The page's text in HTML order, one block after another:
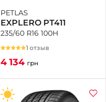
PETLAS
EXPLERO PT411
235/60 R16 100H
1 отзыв
4 134 грн